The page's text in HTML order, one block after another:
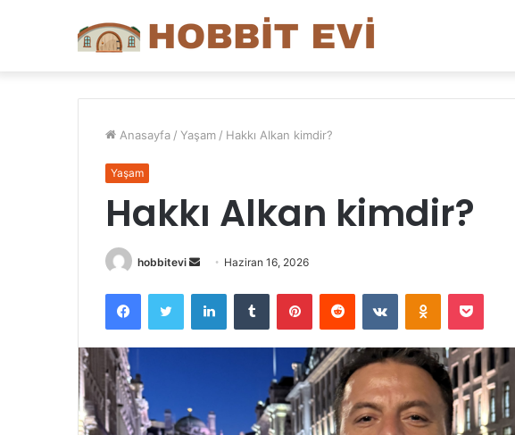
Anasayfa / Yaşam / Hakkı Alkan kimdir?
Yaşam
Hakkı Alkan kimdir?
hobbitevi
Bir
posta
göndermek
Haziran 16, 2026
FacebookTwitter LinkedInTumblr PinterestReddit VKontakteOdnoklassniki
Pocket